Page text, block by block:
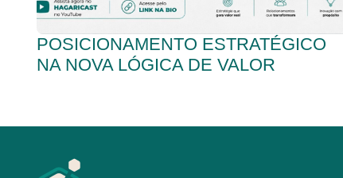
POSICIONAMENTO ESTRATÉGICO
NA NOVA LÓGICA DE VALOR